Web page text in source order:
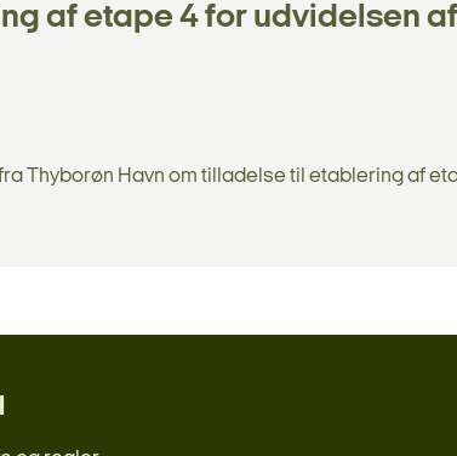
af etape 4 for udvidelsen af
Thyborøn Havn om tilladelse til etablering af